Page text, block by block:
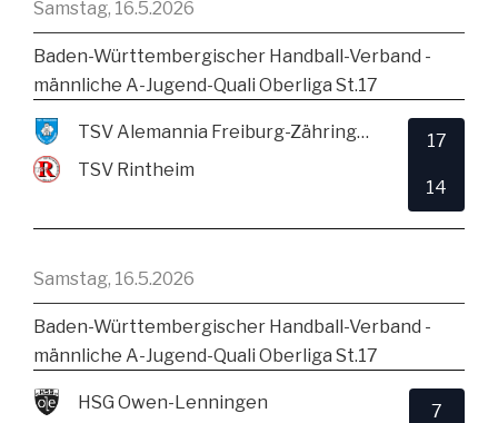
Samstag, 16.5.2026
Baden-Württembergischer Handball-Verband -
männliche A-Jugend-Quali Oberliga St.17
TSV Alemannia Freiburg-Zähringen
TSV Rintheim
17
14
Samstag, 16.5.2026
Baden-Württembergischer Handball-Verband -
männliche A-Jugend-Quali Oberliga St.17
HSG Owen-Lenningen
7